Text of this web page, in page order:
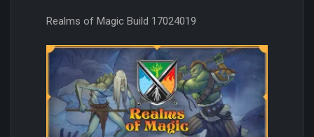
Realms of Magic Build 17024019